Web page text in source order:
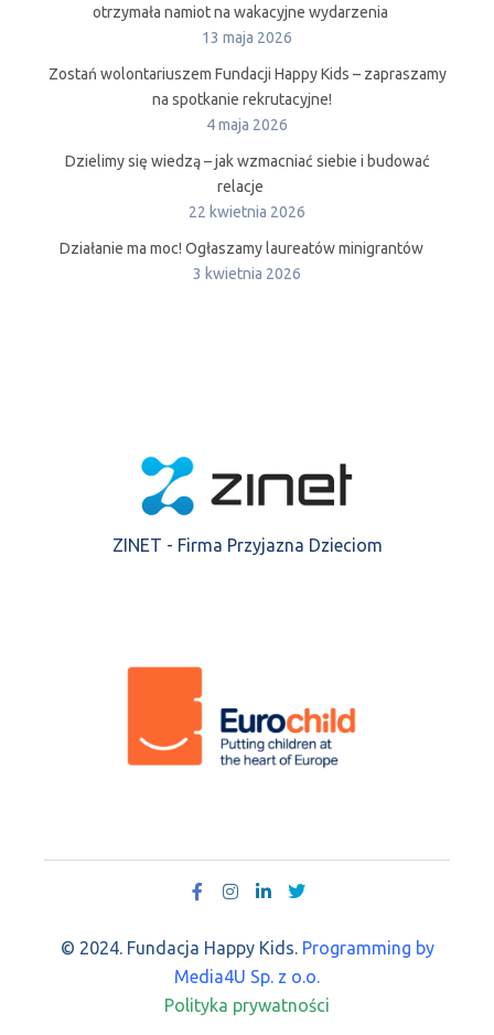
otrzymała namiot na wakacyjne wydarzenia
13 maja 2026
Zostań wolontariuszem Fundacji Happy Kids – zapraszamy
na spotkanie rekrutacyjne!
4 maja 2026
Dzielimy się wiedzą – jak wzmacniać siebie i budować
relacje
22 kwietnia 2026
Działanie ma moc! Ogłaszamy laureatów minigrantów
3 kwietnia 2026
ZINET - Firma Przyjazna Dzieciom
© 2024. Fundacja Happy Kids. Programming by
Media4U Sp. z o.o.
Polityka prywatności